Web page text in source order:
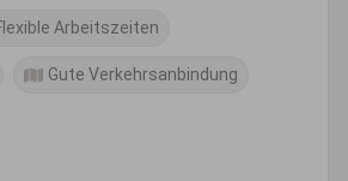
Arbeitszeiten
Gute Verkehrsanbindung